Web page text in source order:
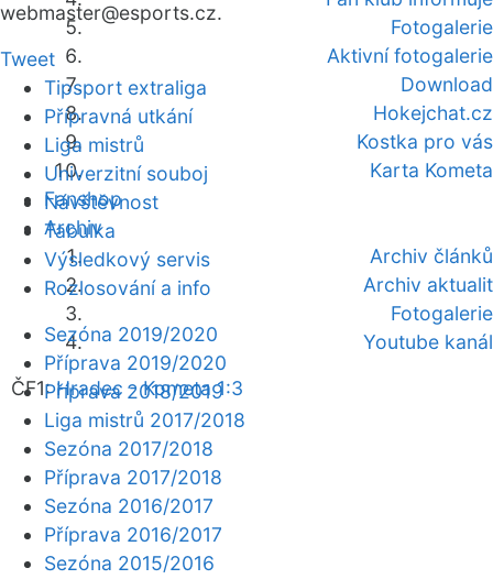
Fotogalerie
Aktivní fotogalerie
Download
Hokejchat.cz
Kostka pro vás
Karta Kometa
Fanshop
Archiv
Archiv článků
Archiv aktualit
Fotogalerie
Youtube kanál
ČF1:Hradec - Kometa 1:3
webmaster@esports.cz.
Tweet
Tipsport extraliga
Přípravná utkání
Liga mistrů
Univerzitní souboj
Návštěvnost
Tabulka
Výsledkový servis
Rozlosování a info
Sezóna 2019/2020
Příprava 2019/2020
Příprava 2018/2019
Liga mistrů 2017/2018
Sezóna 2017/2018
Příprava 2017/2018
Sezóna 2016/2017
Příprava 2016/2017
Sezóna 2015/2016